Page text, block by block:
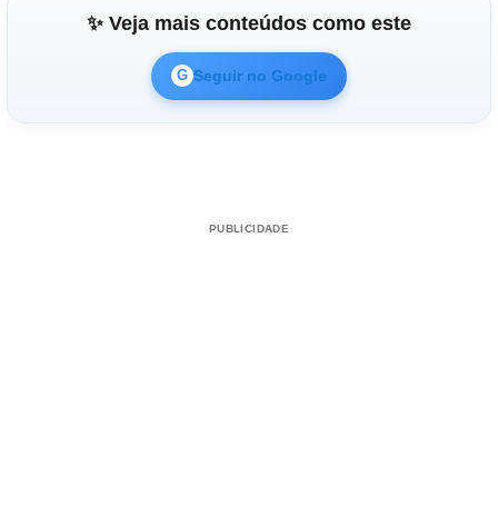
✨ Veja mais conteúdos como este
G Seguir no Google
PUBLICIDADE